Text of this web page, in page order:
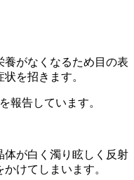
がなくなるため目の表
を招きます。
報告しています。
体が白く濁り眩しく反射
けてしまいます。